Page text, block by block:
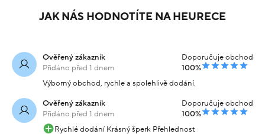
JAK NÁS HODNOTÍTE NA HEURECE
Ověřený zákazník
Přidáno před 1 dnem
Doporučuje obchod
100%
Výborný obchod, rychle a spolehlivě dodání.
Ověřený zákazník
Přidáno před 1 dnem
Doporučuje obchod
100%
Rychlé dodání Krásný šperk Přehlednost